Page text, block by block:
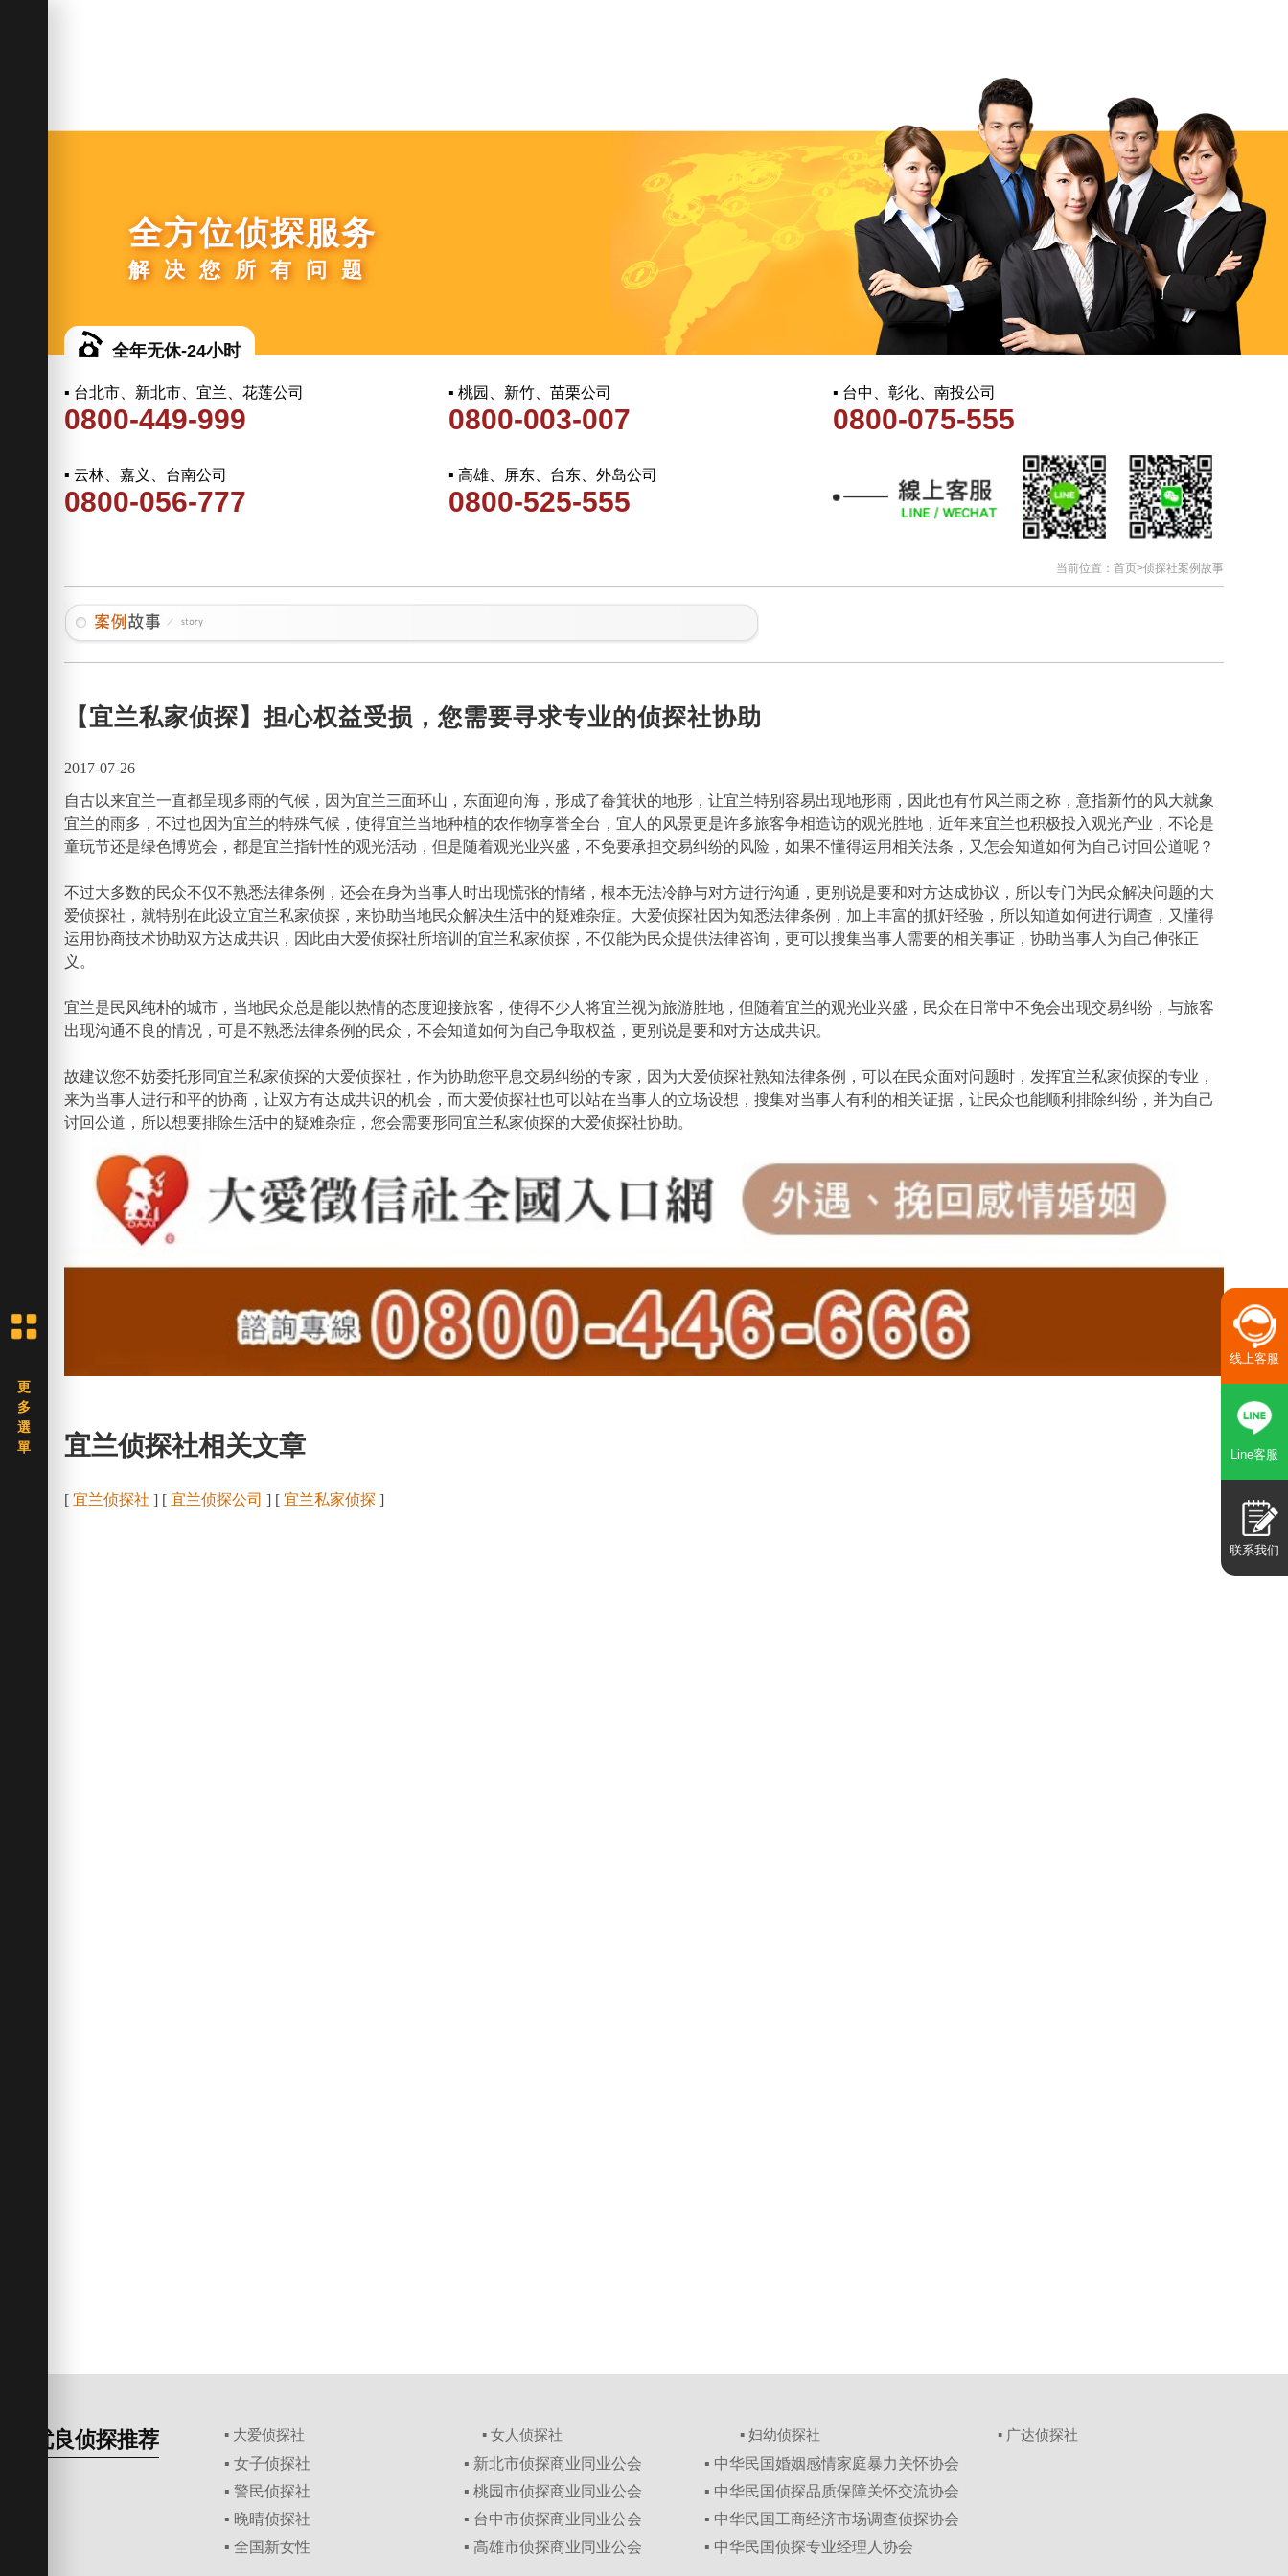
当前位置： 首页>侦探社案例故事
全方位侦探服务
解决您所有问题
全年无休-24小时
▪ 台北市、新北市、宜兰、花莲公司
0800-449-999
▪ 桃园、新竹、苗栗公司
0800-003-007
▪ 台中、彰化、南投公司
0800-075-555
▪ 云林、嘉义、台南公司
0800-056-777
▪ 高雄、屏东、台东、外岛公司
0800-525-555
【宜兰私家侦探】担心权益受损，您需要寻求专业的侦探社协助
2017-07-26
自古以来宜兰一直都呈现多雨的气候，因为宜兰三面环山，东面迎向海，形成了畚箕状的地形，让宜兰特别容易出现地形雨，因此也有竹风兰雨之称，意指新竹的风大就象
宜兰的雨多，不过也因为宜兰的特殊气候，使得宜兰当地种植的农作物享誉全台，宜人的风景更是许多旅客争相造访的观光胜地，近年来宜兰也积极投入观光产业，不论是
童玩节还是绿色博览会，都是宜兰指针性的观光活动，但是随着观光业兴盛，不免要承担交易纠纷的风险，如果不懂得运用相关法条，又怎会知道如何为自己讨回公道呢？
不过大多数的民众不仅不熟悉法律条例，还会在身为当事人时出现慌张的情绪，根本无法冷静与对方进行沟通，更别说是要和对方达成协议，所以专门为民众解决问题的大
爱侦探社，就特别在此设立宜兰私家侦探，来协助当地民众解决生活中的疑难杂症。大爱侦探社因为知悉法律条例，加上丰富的抓奸经验，所以知道如何进行调查，又懂得
运用协商技术协助双方达成共识，因此由大爱侦探社所培训的宜兰私家侦探，不仅能为民众提供法律咨询，更可以搜集当事人需要的相关事证，协助当事人为自己伸张正
义。
宜兰是民风纯朴的城市，当地民众总是能以热情的态度迎接旅客，使得不少人将宜兰视为旅游胜地，但随着宜兰的观光业兴盛，民众在日常中不免会出现交易纠纷，与旅客
出现沟通不良的情况，可是不熟悉法律条例的民众，不会知道如何为自己争取权益，更别说是要和对方达成共识。
故建议您不妨委托形同宜兰私家侦探的大爱侦探社，作为协助您平息交易纠纷的专家，因为大爱侦探社熟知法律条例，可以在民众面对问题时，发挥宜兰私家侦探的专业，
来为当事人进行和平的协商，让双方有达成共识的机会，而大爱侦探社也可以站在当事人的立场设想，搜集对当事人有利的相关证据，让民众也能顺利排除纠纷，并为自己
讨回公道，所以想要排除生活中的疑难杂症，您会需要形同宜兰私家侦探的大爱侦探社协助。
宜兰侦探社相关文章
[宜兰侦探社 ] [宜兰侦探公司 ] [宜兰私家侦探 ]
优良侦探推荐 ▪ 大爱侦探社 ▪ 女人侦探社 ▪ 妇幼侦探社 ▪ 广达侦探社
▪ 女子侦探社
▪ 警民侦探社
▪ 晚晴侦探社
▪ 全国新女性
▪ 新北市侦探商业同业公会
▪ 桃园市侦探商业同业公会
▪ 台中市侦探商业同业公会
▪ 高雄市侦探商业同业公会
▪ 中华民国婚姻感情家庭暴力关怀协会
▪ 中华民国侦探品质保障关怀交流协会
▪ 中华民国工商经济市场调查侦探协会
▪ 中华民国侦探专业经理人协会
线上客服
Line客服
联系我们